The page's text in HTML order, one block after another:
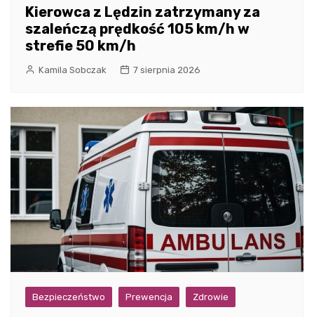
Kierowca z Lędzin zatrzymany za
szaleńczą prędkość 105 km/h w
strefie 50 km/h
Kamila Sobczak 7 sierpnia 2026
Bezpieczeństwo Prewencja Zdrowie